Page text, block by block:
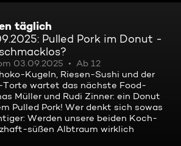
täglich
Pulled Pork im Donut -
03.09.2025
Ab 12
Kugeln, Riesen-Sushi und der
Torte wartet das nächste Food-
Müller und Rudi Zinner: ein Donut
Pulled Pork! Wer denkt sich sowas
Werden unsere beiden Koch-
süßen Albtraum wirklich